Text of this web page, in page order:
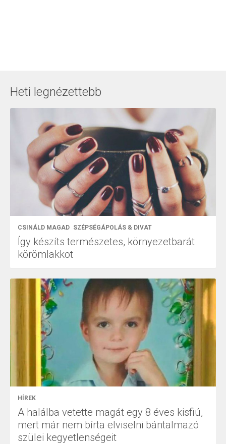
Heti legnézettebb
CSINÁLD MAGAD SZÉPSÉGÁPOLÁS & DIVAT
Így készíts természetes, környezetbarát
körömlakkot
HÍREK
A halálba vetette magát egy 8 éves kisfiú,
mert már nem bírta elviselni bántalmazó
szülei kegyetlenségeit